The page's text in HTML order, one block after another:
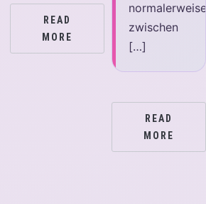
READ
MORE
normalerweise
zwischen
[…]
READ
MORE